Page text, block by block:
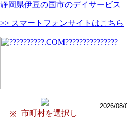
静岡県伊豆の国市のデイサービス
>> スマートフォンサイトはこちら
※
市町村を選択し